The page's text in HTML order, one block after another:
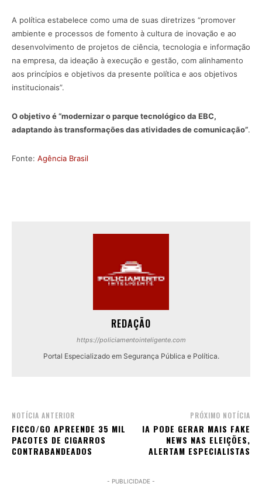
A política estabelece como uma de suas diretrizes “promover
ambiente e processos de fomento à cultura de inovação e ao
desenvolvimento de projetos de ciência, tecnologia e informação
na empresa, da ideação à execução e gestão, com alinhamento
aos princípios e objetivos da presente política e aos objetivos
institucionais”.
O objetivo é “modernizar o parque tecnológico da EBC,
adaptando às transformações das atividades de comunicação”.
Fonte: Agência Brasil
REDAÇÃO
https://policiamentointeligente.com
Portal Especializado em Segurança Pública e Política.
NOTÍCIA ANTERIOR
FICCO/GO APREENDE 35 MIL
PACOTES DE CIGARROS
CONTRABANDEADOS
PRÓXIMO NOTÍCIA
IA PODE GERAR MAIS FAKE
NEWS NAS ELEIÇÕES,
ALERTAM ESPECIALISTAS
- PUBLICIDADE -